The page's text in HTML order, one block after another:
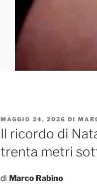
PUBBLICATO
IL
MAGGIO 24, 2026 DI
Il ricordo di
trenta metri
di Marco Rabino